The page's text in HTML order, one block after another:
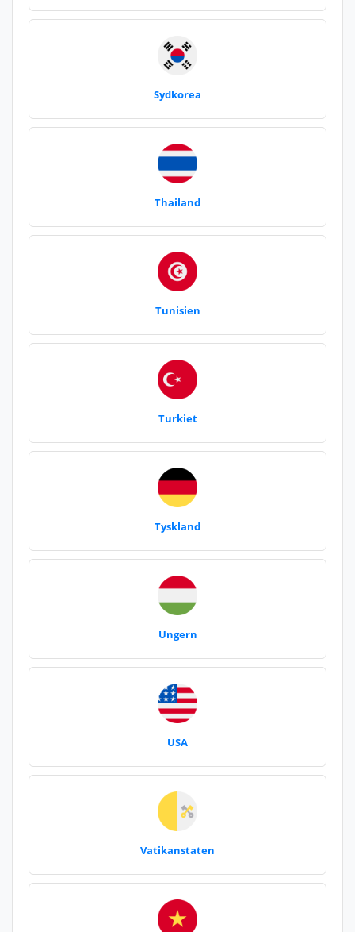
Sydkorea
Thailand
Tunisien
Turkiet
Tyskland
Ungern
USA
Vatikanstaten